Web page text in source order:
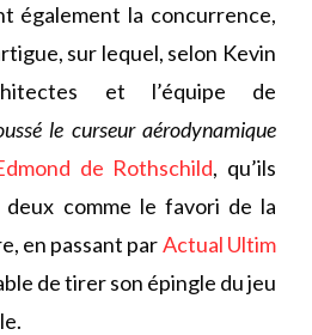
également la concurrence,
sur lequel, selon Kevin
et l’équipe de
le curseur aérodynamique
de Rothschild, qu’ils
comme le favori de la
en passant parActual Ultim
de tirer son épingle du jeu